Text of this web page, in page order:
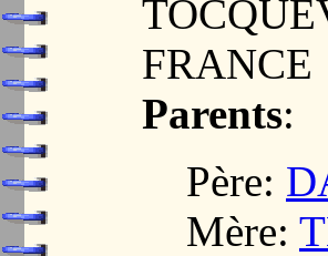
FRANCE
Parents:
Père:
Mère: